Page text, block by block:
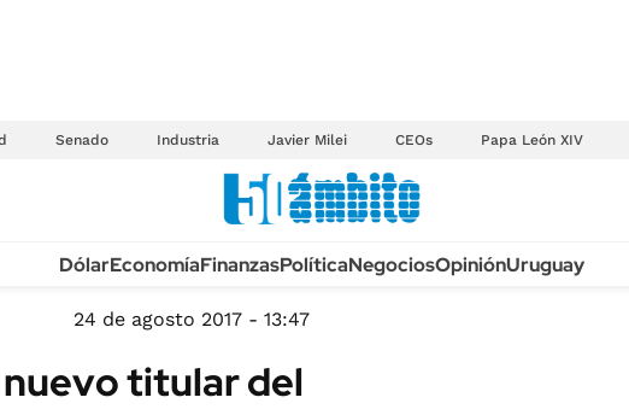
Senado Industria Javier Milei CEOs Papa León XIV
TECNOLOGÍA
MÉXICO
MUNDO
DólarEconomíaFinanzasPolíticaNegociosOpiniónUruguay
24 de agosto 2017 - 13:47
titular del